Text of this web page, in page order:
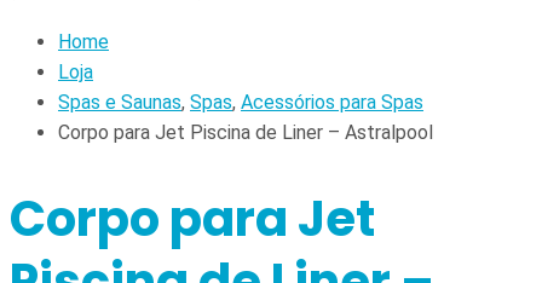
Home
Loja
Spas e Saunas, Spas, Acessórios para Spas
Corpo para Jet Piscina de Liner – Astralpool
Corpo para Jet